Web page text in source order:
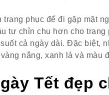
phục để đi gặp mặt
tư chỉn chu hơn cho trang
cả ngày dài. Đặc biệt,
nắng, xanh lá và
Tết đẹp